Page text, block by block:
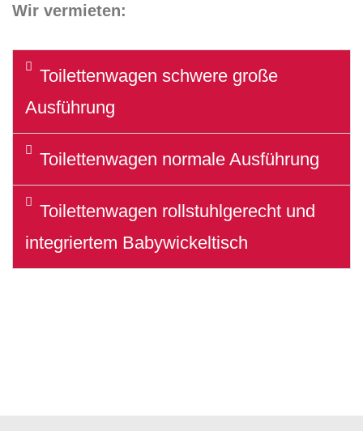
Wir vermieten:
Toilettenwagen schwere große
Ausführung
Toilettenwagen normale Ausführung
Toilettenwagen rollstuhlgerecht und
integriertem Babywickeltisch